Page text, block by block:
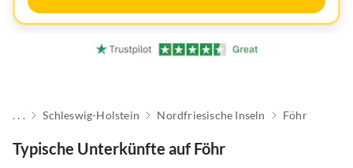
. . . Schleswig-Holstein Nordfriesische Inseln Föhr
Typische Unterkünfte auf Föhr